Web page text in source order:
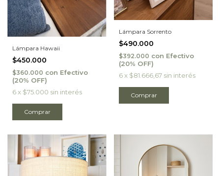
Lámpara Hawaii
$450.000
$360.000 con Efectivo
6x $75.000 sin interés
Lámpara Sorrento
$490.000
$392.000 con Efectivo
6 x $81.666,67 sin interés